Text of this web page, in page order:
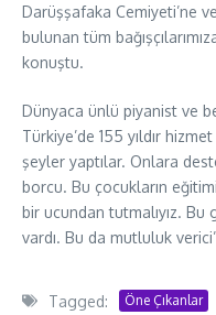
Darüşşafaka Cemiyeti’ne
bulunan tüm
konuştu.
Dünyaca ünlü piyanist ve
Türkiye’de 155 yıldır
şeyler yaptılar. Onlara
borcu. Bu çocukların
bir ucundan tutmalıyız.
vardı. Bu da mutluluk
Tagged: Öne Çıkanlar